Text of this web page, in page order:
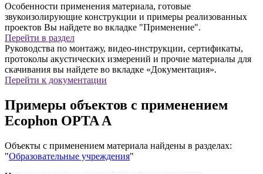
Особенности применения материала, готовые
звукоизолирующие конструкции и примеры реализованных
проектов Вы найдете во вкладке "Применение".
Перейти в раздел
Руководства по монтажу, видео-инструкции, сертификаты,
протоколы акустических измерений и прочие материалы для
скачивания вы найдете во вкладке «Документация».
Перейти к документации
Примеры объектов с применением
Ecophon OPTA A
Объекты с применением материала найдены в разделах:
"Образовательные учреждения"